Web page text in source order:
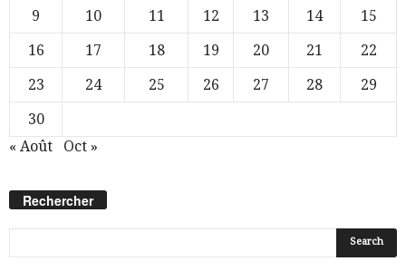
9
10 11 12 13 14
15
16
17 18 19 20 21
22
23
24 25 26 27 28
29
30
« Août
Oct »
Rechercher